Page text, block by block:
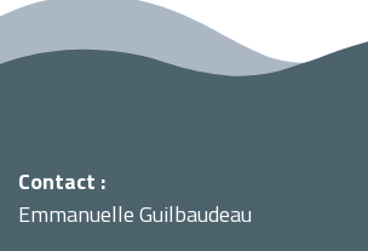
Contact :
Emmanuelle Guilbaudeau